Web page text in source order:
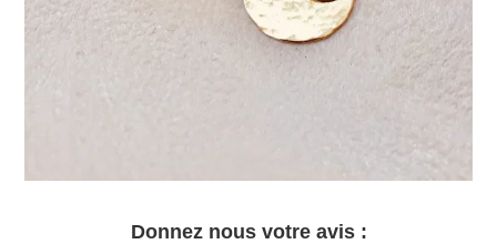
Donnez nous votre avis :